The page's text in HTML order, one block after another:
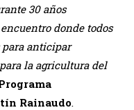
30 años
donde todos
para anticipar
la agricultura del
Rainaudo.